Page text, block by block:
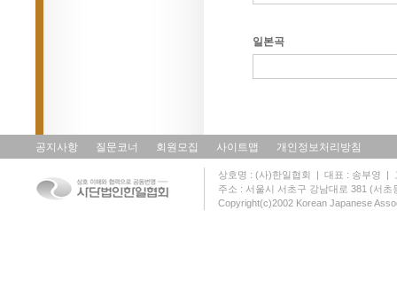
일본곡
공지사항 질문코너 회원모집 사이트맵 개인정보처리방침
상호명 : (사)한일협회 | 대표 : 송부영 |
주소 : 서울시 서초구 강남대로 381 (서
Copyright(c)2002 Korean Japanese